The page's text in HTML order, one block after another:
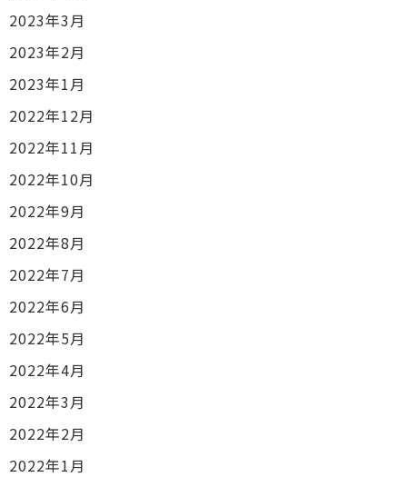
2023年3月
2023年2月
2023年1月
2022年12月
2022年11月
2022年10月
2022年9月
2022年8月
2022年7月
2022年6月
2022年5月
2022年4月
2022年3月
2022年2月
2022年1月